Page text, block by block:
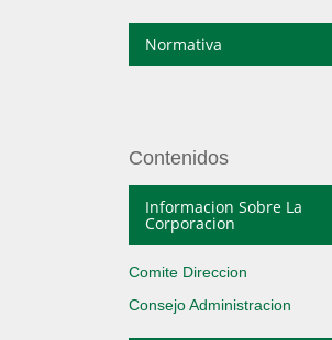
Normativa
Contenidos
Informacion Sobre La
Corporacion
Comite Direccion
Consejo Administracion